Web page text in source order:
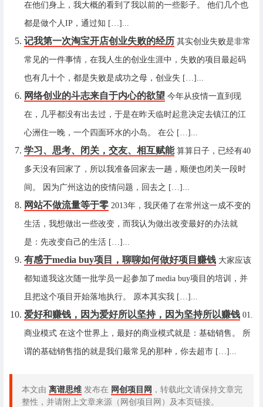
在他们身上，我大概的看到了我以前的一些影子。 他们几个也
都是做个人IP，通过知 […]...
记我第一次淘宝开店创业失败的经历 其实创业失败是非常
常见的一件事情，在我人生的创业生涯中，失败的项目最起码
也有几十个，都是失败是成功之母，创业失 […]...
网络创业的斗志来自于内心的欲望 今年从疫情一直到现
在，几乎都没有出去过，于是在昨天临时起意决定去镇江的江
心洲住一晚，一个四面环水的小岛。 在公 […]...
学习、思考、闭关，交友、相互赋能 算算日子，已经有40
多天没有回家了，所以我准备回家去一趟，顺便也闭关一段时
间。 因为广州这边的疫情问题，回去之 […]...
网站不做流量等于零 2013年，我厌倦了在常州这一成不变的
生活，我想做出一些改变，而我认为做出改变最好的办法就
是：先改变自己的生活 […]...
有感于media buy项目，聊聊如何做好项目赚钱 大家应该
都知道我这次随一批学员一起参加了media buy项目的培训，并
且把这个项目开始落地执行。 原本其实我 […]...
爱好和赚钱，因为爱好所以坚持，因为坚持所以赚钱 01.
商业模式 在这个世界上，最好的商业模式就是：基础销售。 所
谓的基础销售指的就是我们最常见的那种，你去超市 […]...
本文由 离谱思维 发布在 网创项目网 ，转载此文请保持文章完
整性，并请附上文章来源（网创项目网）及本页链接。